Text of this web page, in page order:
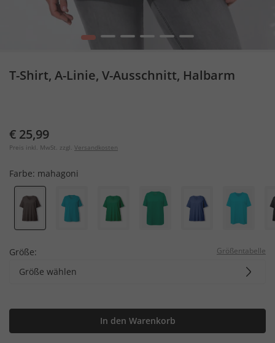
1 2 3 4 5 6
T-Shirt, A-Linie, V-Ausschnitt, Halbarm
€ 25,99
Preis inkl. MwSt. zzgl. Versandkosten
Farbe: mahagoni
Größe: Größentabelle
Größe wählen
In den Warenkorb